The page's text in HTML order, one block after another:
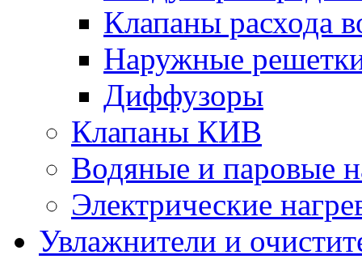
Клапаны расхода
Наружные
Диффузоры
Клапаны КИВ
Водяные и паровые
Электрические
Увлажнители и